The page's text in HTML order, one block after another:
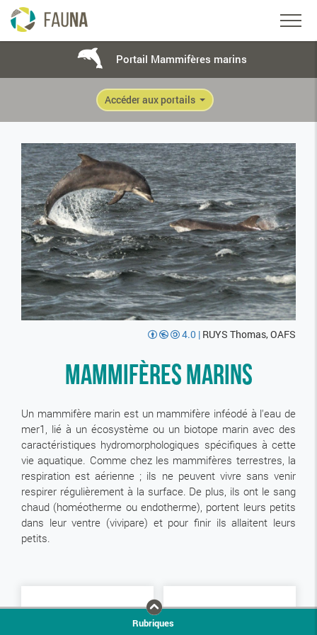
Portail Mammifères marins
Accéder aux portails
4.0 | RUYS Thomas, OAFS
Mammifères marins
Un mammifère marin est un mammifère inféodé à l'eau de
mer1, lié à un écosystème ou un biotope marin avec des
caractéristiques hydromorphologiques spécifiques à cette
vie aquatique. Comme chez les mammifères terrestres, la
respiration est aérienne ; ils ne peuvent vivre sans venir
respirer régulièrement à la surface. De plus, ils ont le sang
chaud (homéotherme ou endotherme), portent leurs petits
dans leur ventre (vivipare) et pour finir ils allaitent leurs
petits.
Rubriques